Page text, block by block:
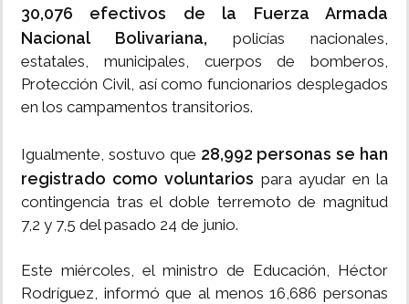
30,076 efectivos de la Fuerza Armada
Nacional Bolivariana, policías nacionales,
estatales, municipales, cuerpos de bomberos,
Protección Civil, así como funcionarios desplegados
en los campamentos transitorios.
Igualmente, sostuvo que 28,992 personas se han
registrado como voluntarios para ayudar en la
contingencia tras el doble terremoto de magnitud
7,2 y 7,5 del pasado 24 de junio.
Este miércoles, el ministro de Educación, Héctor
Rodríguez, informó que al menos 16,686 personas